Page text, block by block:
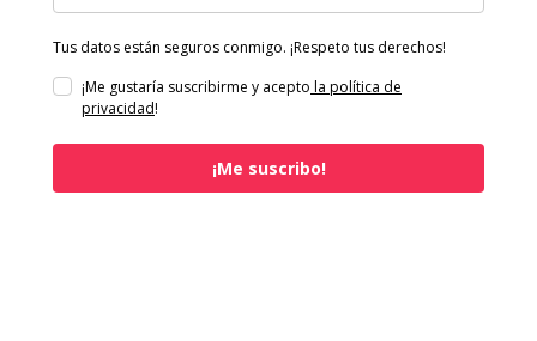
Tus datos están seguros conmigo. ¡Respeto tus derechos!
¡Me gustaría suscribirme y acepto la política de
privacidad!
¡Me suscribo!